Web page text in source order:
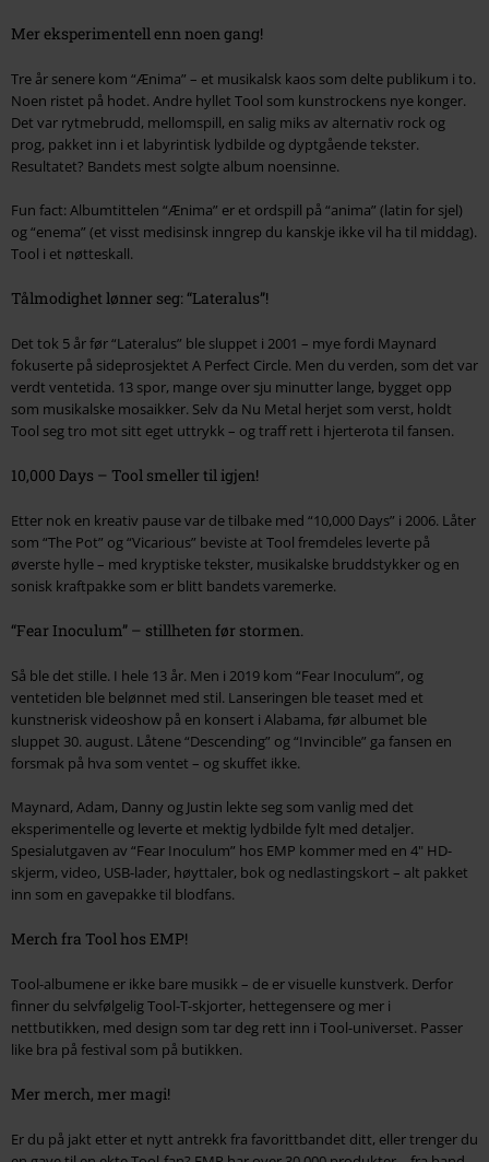
Mer eksperimentell enn noen gang!
Tre år senere kom “Ænima” – et musikalsk kaos som delte publikum i to.
Noen ristet på hodet. Andre hyllet Tool som kunstrockens nye konger.
Det var rytmebrudd, mellomspill, en salig miks av alternativ rock og
prog, pakket inn i et labyrintisk lydbilde og dyptgående tekster.
Resultatet? Bandets mest solgte album noensinne.
Fun fact: Albumtittelen “Ænima” er et ordspill på “anima” (latin for sjel)
og “enema” (et visst medisinsk inngrep du kanskje ikke vil ha til middag).
Tool i et nøtteskall.
Tålmodighet lønner seg: “Lateralus”!
Det tok 5 år før “Lateralus” ble sluppet i 2001 – mye fordi Maynard
fokuserte på sideprosjektet A Perfect Circle. Men du verden, som det var
verdt ventetida. 13 spor, mange over sju minutter lange, bygget opp
som musikalske mosaikker. Selv da Nu Metal herjet som verst, holdt
Tool seg tro mot sitt eget uttrykk – og traff rett i hjerterota til fansen.
10,000 Days – Tool smeller til igjen!
Etter nok en kreativ pause var de tilbake med “10,000 Days” i 2006. Låter
som “The Pot” og “Vicarious” beviste at Tool fremdeles leverte på
øverste hylle – med kryptiske tekster, musikalske bruddstykker og en
sonisk kraftpakke som er blitt bandets varemerke.
“Fear Inoculum” – stillheten før stormen.
Så ble det stille. I hele 13 år. Men i 2019 kom “Fear Inoculum”, og
ventetiden ble belønnet med stil. Lanseringen ble teaset med et
kunstnerisk videoshow på en konsert i Alabama, før albumet ble
sluppet 30. august. Låtene “Descending” og “Invincible” ga fansen en
forsmak på hva som ventet – og skuffet ikke.
Maynard, Adam, Danny og Justin lekte seg som vanlig med det
eksperimentelle og leverte et mektig lydbilde fylt med detaljer.
Spesialutgaven av “Fear Inoculum” hos EMP kommer med en 4" HD-
skjerm, video, USB-lader, høyttaler, bok og nedlastingskort – alt pakket
inn som en gavepakke til blodfans.
Merch fra Tool hos EMP!
Tool-albumene er ikke bare musikk – de er visuelle kunstverk. Derfor
finner du selvfølgelig Tool-T-skjorter, hettegensere og mer i
nettbutikken, med design som tar deg rett inn i Tool-universet. Passer
like bra på festival som på butikken.
Mer merch, mer magi!
Er du på jakt etter et nytt antrekk fra favorittbandet ditt, eller trenger du